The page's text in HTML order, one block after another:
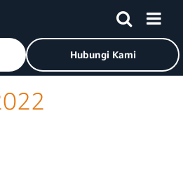
ke halaman beranda Amazon
Hubungi Kami